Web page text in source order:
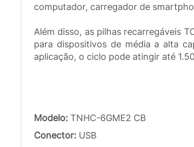
computador, carregador de
Além disso, as pilhas recarregáveis
para dispositivos de média a alta
aplicação, o ciclo pode atingir até
Modelo: TNHC-6GME2 CB
Conector: USB